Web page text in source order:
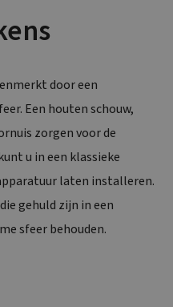
door een
Een houten schouw,
zorgen voor de
u in een klassieke
laten installeren.
gehuld zijn in een
sfeer behouden.